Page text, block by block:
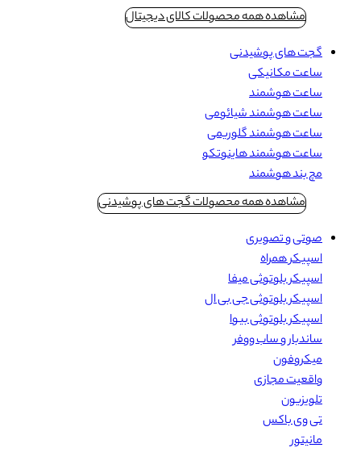
مشاهده همه محصولات کالای دیجیتال
گجت های پوشیدنی
ساعت مکانیکی
ساعت هوشمند
ساعت هوشمند شیائومی
ساعت هوشمند گلوریمی
ساعت هوشمند هاینوتکو
مچ بند هوشمند
مشاهده همه محصولات گجت های پوشیدنی
صوتی و تصویری
اسپیکر همراه
اسپیکر بلوتوثی میفا
اسپیکر بلوتوثی جی بی ال
اسپیکر بلوتوثی بیوا
ساندبار و ساب ووفر
میکروفون
واقعیت مجازی
تلویزیون
تی وی باکس
مانیتور